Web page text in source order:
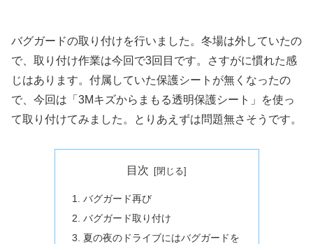
バグガードの取り付けを行いました。冬場は外していたの
で、取り付け作業は今回で3回目です。さすがに慣れた感
じはあります。付属していた保護シートが無くなったの
で、今回は「3Mキズからまもる透明保護シート」を使っ
て取り付けてみました。とりあえずは問題無さそうです。
目次
バグガード再び
バグガード取り付け
夏の夜のドライブにはバグガードを